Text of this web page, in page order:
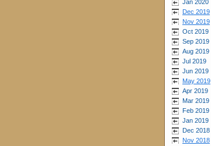
Jan 2020
Dec 2019
Nov 2019
Oct 2019
Sep 2019
Aug 2019
Jul 2019
Jun 2019
May 2019
Apr 2019
Mar 2019
Feb 2019
Jan 2019
Dec 2018
Nov 2018